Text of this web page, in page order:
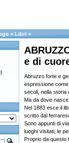
» Libri »
e di
Abruzzo forte e
espressione
secoli, nella storia
Ma da dove
Nel 1883 esce il
scritto dal
Sono appunti di
luoghi visitati, le
Proprio da questo